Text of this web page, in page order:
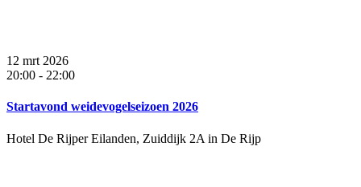
12 mrt 2026
20:00 - 22:00
Startavond weidevogelseizoen 2026
Hotel De Rijper Eilanden, Zuiddijk 2A in De Rijp